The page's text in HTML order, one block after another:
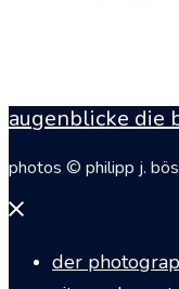
augenblicke die
photos © philipp j.
Menü
der